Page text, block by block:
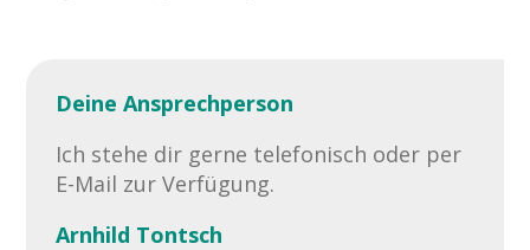
Deine Ansprechperson
Ich stehe dir gerne telefonisch oder per
E-Mail zur Verfügung.
Arnhild Tontsch